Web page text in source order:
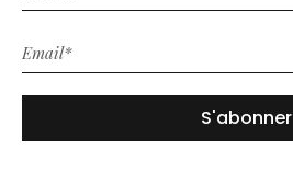
S'abonner